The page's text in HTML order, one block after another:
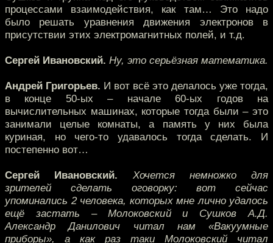
процессами взаимодействия, как там… Это надо
было решать уравнения движения электронов в
присутствии этих электромагнитных полей, и т.д.
Сергей Ивановский. Ну, это серьёзная математика.
Андрей Григорьев. И вот всё это делалось уже тогда,
в конце 50-ых – начале 60-ых годов на
вычислительных машинах, которые тогда были – это
занимали целые комнаты, а память у них была
куриная, но чего-то удавалось тогда сделать. И
постепенно вот…
Сергей Ивановский. Хочется немножко для
зрителей сделать оговорку: вот сейчас
упоминались 2 человека, которых мне лично удалось
ещё застать – Молоковский и Сушков А.Д.
Александр Данилович читал нам «Вакуумные
приборы», а как раз таки Молоковский читал